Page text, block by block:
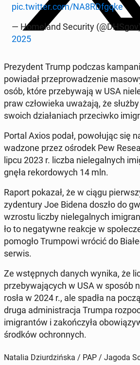
pic.twitter.com/NA8RDfgqke
— Ho­me­land Se­cu­ri­ty
2025
Pre­zy­dent Trump podczas
po­wia­dał prze­pro­wa­dze­nie
osób, które prze­by­wa­ją w USA
praw czło­wie­ka uważają, że
swoich dzia­ła­niach prze­ciw­ko
Portal Axios podał, po­wo­łu­jąc się
wa­dzo­ne przez ośrodek Pew
lipcu 2023 r. liczba nie­le­gal­nych
gnę­ła re­kor­do­wych 14 mln.
Raport pokazał, że w ciągu
zy­den­tu­ry Joe Bidena doszło do
wzrostu liczby nie­le­gal­nych
ło to ne­ga­tyw­ne reakcje w
pomogło Trum­po­wi wrócić do
serwis.
Ze wstęp­nych danych wynika, że
prze­by­wa­ją­cych w USA w sposób
rosła w 2024 r., ale spadła na
druga ad­mi­ni­stra­cja Trumpa
imi­gran­tów i za­koń­czy­ła
środków ochron­nych.
Natalia Dziurdzińska / PAP / Jagoda